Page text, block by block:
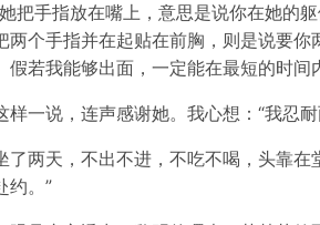
把手指放在嘴上，意思是说你在她的
两个手指并在起贴在前胸，则是说要
假若我能够出面，一定能在最短的时
样一说，连声感谢她。我心想：“我忍
了两天，不出不进，不吃不喝，头靠
约。”